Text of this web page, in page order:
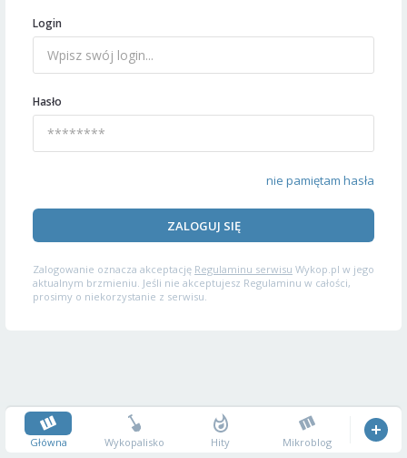
Login
Hasło
nie pamiętam hasła
ZALOGUJ SIĘ
Zalogowanie oznacza akceptację Regulaminu serwisu Wykop.pl w jego
aktualnym brzmieniu. Jeśli nie akceptujesz Regulaminu w całości,
prosimy o niekorzystanie z serwisu.
Główna Wykopalisko Hity Mikroblog